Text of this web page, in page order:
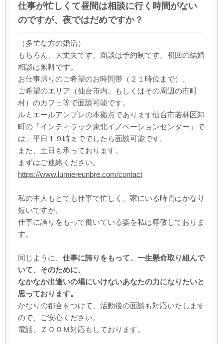
仕事が忙しくて昼間は相談に行く時間がない
のですが、夜ではだめですか？
（多忙な方の婚活）
もちろん、大丈夫です。面談は予約制です。初回の結婚
相談は無料です。
お仕事帰りのご希望のお時間帯（２１時位まで）、
ご希望のエリア（仙台市内、もしくはその周辺の市町
村）のカフェ等で面談可能です。
ルミエールアンブレの本拠点であります仙台市若林区卸
町の「インティラック東北イノベーションセンター」で
は、平日１９時まででしたら面談可能です。
また、土日も承っております。
まずはご連絡ください。
https://www.lumiereunbre.com/contact
私の主人もとても仕事で忙しく、家にいる時間はかなり
短いですが、
仕事に誇りをもって働いている姿を私は尊敬しておりま
す。
同じように、 仕事に誇りをもって、一生懸命取り組んで
いて、そのために、
なかなか出逢いの場にいけないあなたの力になりたいと
思っております。
かなりの都合をつけて、活動後の面談も対応いたします
ので、ご安心ください。
電話、ＺＯＯＭ対応もしております。